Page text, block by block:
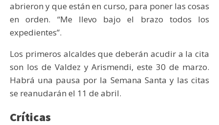
abrieron y que están en curso, para poner las cosas
en orden. “Me llevo bajo el brazo todos los
expedientes”.
Los primeros alcaldes que deberán acudir a la cita
son los de Valdez y Arismendi, este 30 de marzo.
Habrá una pausa por la Semana Santa y las citas
se reanudarán el 11 de abril.
Críticas